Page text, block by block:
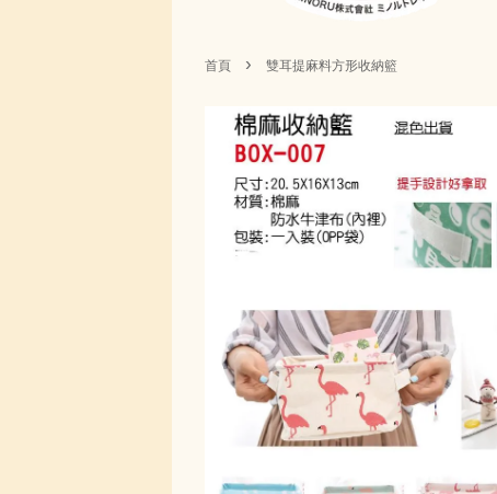
首頁 › 雙耳提麻料方形收納籃